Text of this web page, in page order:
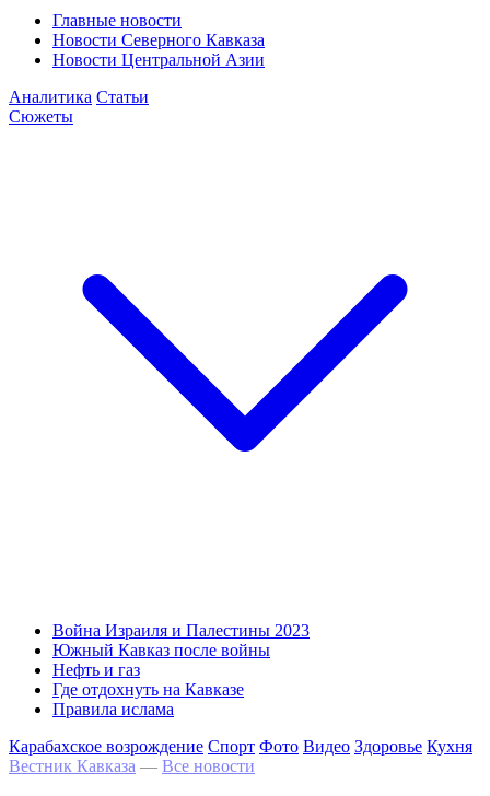
Главные новости
Новости Северного Кавказа
Новости Центральной Азии
Аналитика Статьи
Сюжеты
Война Израиля и Палестины 2023
Южный Кавказ после войны
Нефть и газ
Где отдохнуть на Кавказе
Правила ислама
Карабахское возрождение Спорт Фото Видео Здоровье Кухня
Вестник Кавказа — Все новости